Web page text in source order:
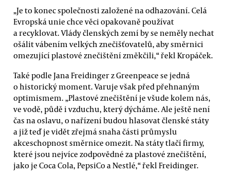
„Je to konec společnosti založené na odhazování. Celá
Evropská unie chce věci opakovaně používat
a recyklovat. Vlády členských zemí by se neměly nechat
ošálit vábením velkých znečišťovatelů, aby směrnici
omezující plastové znečištění změkčili,“ řekl Kropáček.
Také podle Jana Freidinger z Greenpeace se jedná
o historický moment. Varuje však před přehnaným
optimismem. „Plastové znečištění je všude kolem nás,
ve vodě, půdě i vzduchu, který dýcháme. Ale ještě není
čas na oslavu, o nařízení budou hlasovat členské státy
a již teď je vidět zřejmá snaha části průmyslu
akceschopnost směrnice omezit. Na státy tlačí firmy,
které jsou nejvíce zodpovědné za plastové znečištění,
jako je Coca Cola, PepsiCo a Nestlé,“ řekl Freidinger.